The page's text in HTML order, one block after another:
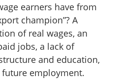
earners have from
champion”? A
of real wages, an
jobs, a lack of
and education,
employment.